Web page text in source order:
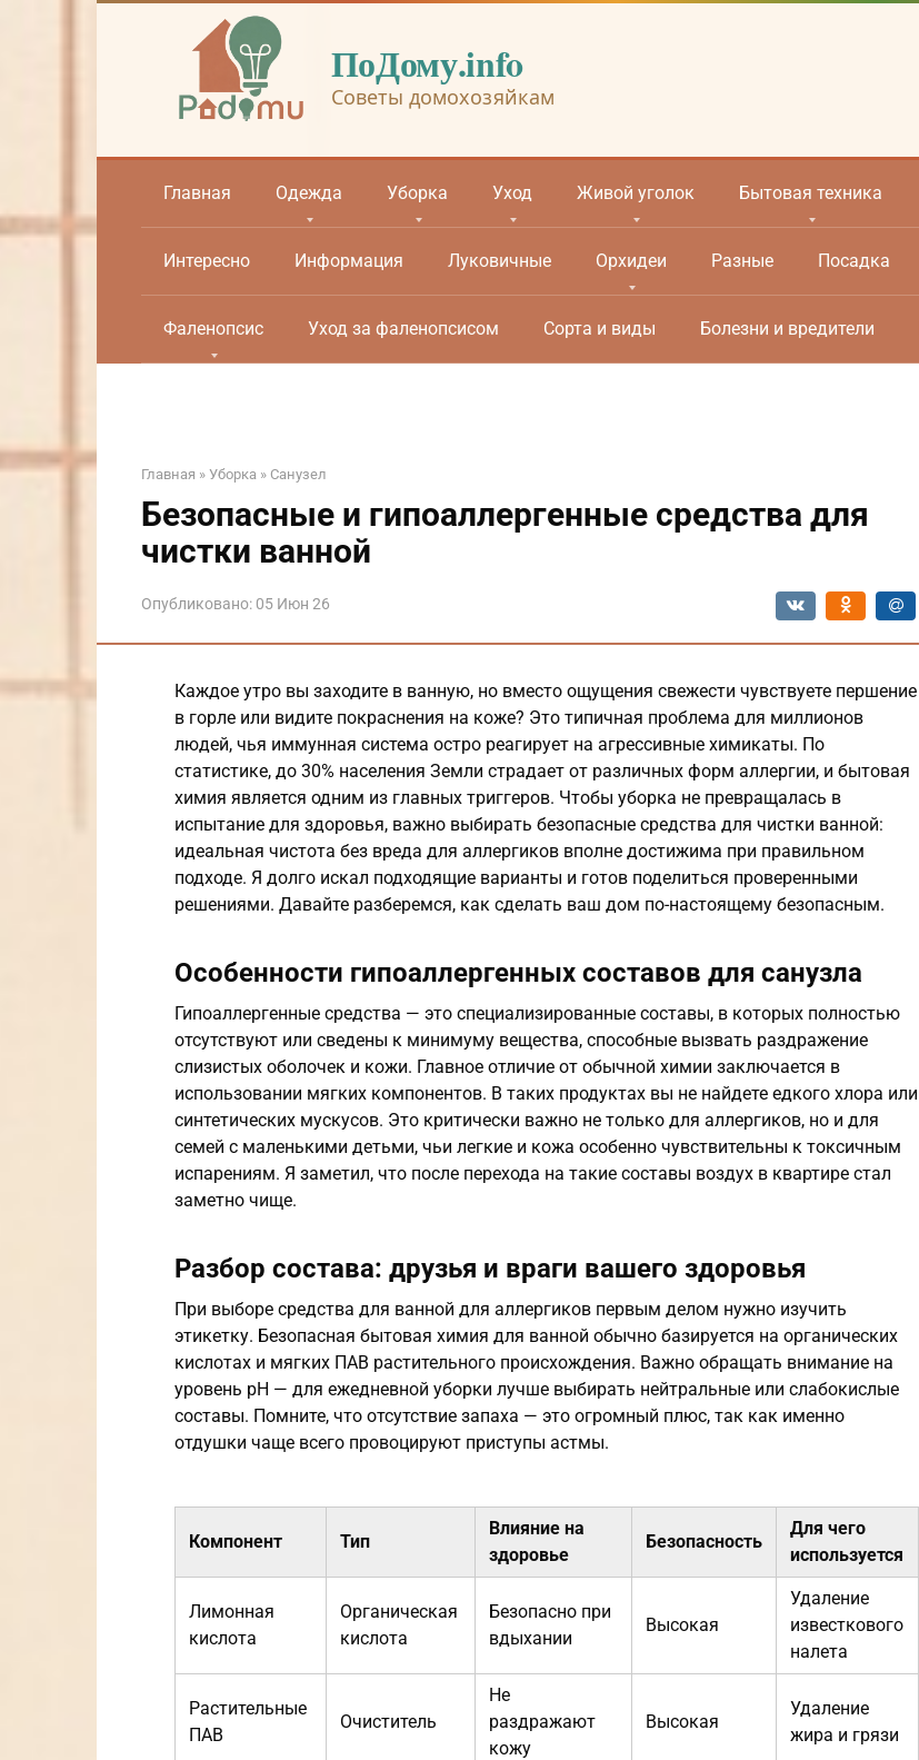
ПоДому.info
Советы домохозяйкам
Главная Одежда Уборка Уход Живой уголок Бытовая техника
Интересно Информация Луковичные Орхидеи Разные Посадка
Фаленопсис Уход за фаленопсисом Сорта и виды Болезни и вредители
Главная » Уборка » Санузел
Безопасные и гипоаллергенные средства для
чистки ванной
Опубликовано: 05 Июн 26
Каждое утро вы заходите в ванную, но вместо ощущения свежести чувствуете першение
в горле или видите покраснения на коже? Это типичная проблема для миллионов
людей, чья иммунная система остро реагирует на агрессивные химикаты. По
статистике, до 30% населения Земли страдает от различных форм аллергии, и бытовая
химия является одним из главных триггеров. Чтобы уборка не превращалась в
испытание для здоровья, важно выбирать безопасные средства для чистки ванной:
идеальная чистота без вреда для аллергиков вполне достижима при правильном
подходе. Я долго искал подходящие варианты и готов поделиться проверенными
решениями. Давайте разберемся, как сделать ваш дом по-настоящему безопасным.
Особенности гипоаллергенных составов для санузла
Гипоаллергенные средства — это специализированные составы, в которых полностью
отсутствуют или сведены к минимуму вещества, способные вызвать раздражение
слизистых оболочек и кожи. Главное отличие от обычной химии заключается в
использовании мягких компонентов. В таких продуктах вы не найдете едкого хлора или
синтетических мускусов. Это критически важно не только для аллергиков, но и для
семей с маленькими детьми, чьи легкие и кожа особенно чувствительны к токсичным
испарениям. Я заметил, что после перехода на такие составы воздух в квартире стал
заметно чище.
Разбор состава: друзья и враги вашего здоровья
При выборе средства для ванной для аллергиков первым делом нужно изучить
этикетку. Безопасная бытовая химия для ванной обычно базируется на органических
кислотах и мягких ПАВ растительного происхождения. Важно обращать внимание на
уровень pH — для ежедневной уборки лучше выбирать нейтральные или слабокислые
составы. Помните, что отсутствие запаха — это огромный плюс, так как именно
отдушки чаще всего провоцируют приступы астмы.
Компонент Тип
Влияние на
здоровье
Безопасность
Для чего
используется
Лимонная
кислота
Органическая
кислота
Безопасно при
вдыхании
Высокая
Удаление
известкового
налета
Растительные
ПАВ
Очиститель
Не
раздражают
кожу
Высокая
Удаление
жира и грязи